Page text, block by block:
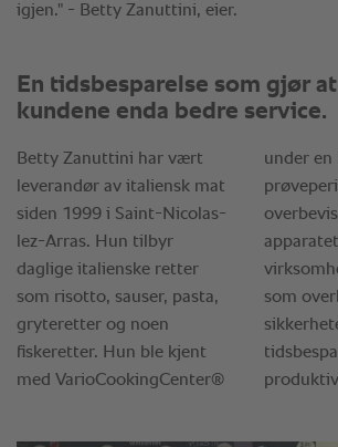
igjen." - Betty Zanuttini, eier.